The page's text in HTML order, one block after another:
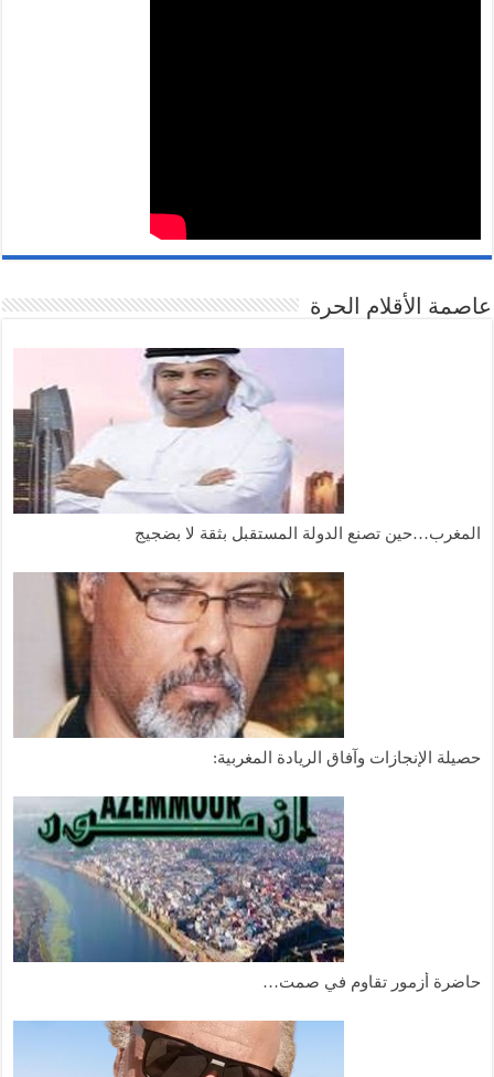
عاصمة الأقلام الحرة
المغرب…حين تصنع الدولة المستقبل بثقة لا بضجيج
حصيلة الإنجازات وآفاق الريادة المغربية:
حاضرة أزمور تقاوم في صمت…